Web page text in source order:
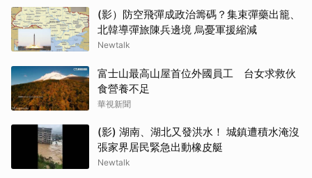
(影）防空飛彈成政治籌碼？集束彈藥出籠、
北韓導彈旅陳兵邊境 烏憂軍援縮減
Newtalk
富士山最高山屋首位外國員工 台女求救伙
食營養不足
華視新聞
(影) 湖南、湖北又發洪水！ 城鎮遭積水淹沒
張家界居民緊急出動橡皮艇
Newtalk